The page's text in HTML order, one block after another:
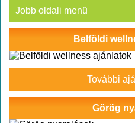
Jobb oldali menü
Belföldi
További
Görög